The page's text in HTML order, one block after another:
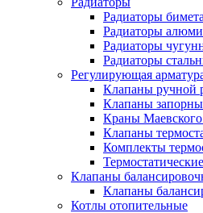
Радиаторы
Радиаторы
Радиаторы
Радиаторы
Регулирующая
Клапаны ручной
Клапаны
Краны Маевского
Клапаны
Комплекты
Клапаны
Клапаны
Котлы отопительные